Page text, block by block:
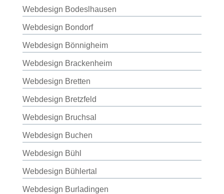
Webdesign Bodeslhausen
Webdesign Bondorf
Webdesign Bönnigheim
Webdesign Brackenheim
Webdesign Bretten
Webdesign Bretzfeld
Webdesign Bruchsal
Webdesign Buchen
Webdesign Bühl
Webdesign Bühlertal
Webdesign Burladingen